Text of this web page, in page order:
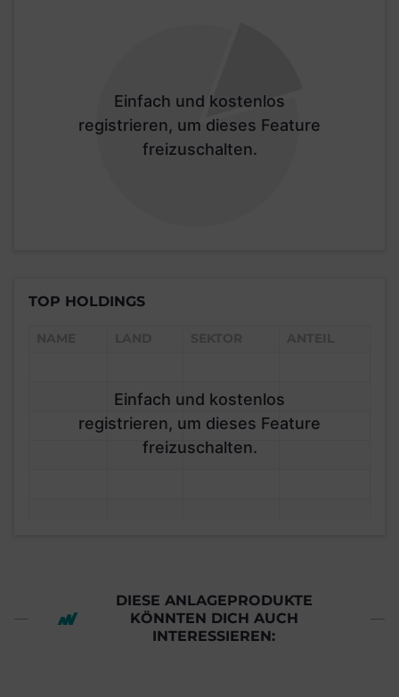
Einfach und kostenlos
registrieren, um dieses Feature
freizuschalten.
TOP HOLDINGS
Einfach und kostenlos
registrieren, um dieses Feature
freizuschalten.
DIESE ANLAGEPRODUKTE
KÖNNTEN DICH AUCH
INTERESSIEREN: